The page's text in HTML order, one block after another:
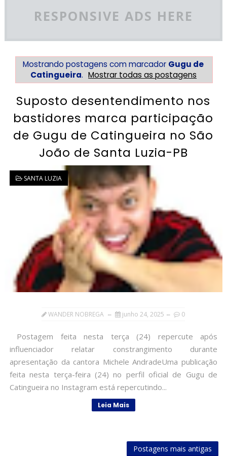
RESPONSIVE ADS HERE
Mostrando postagens com marcador Gugu de
Catingueira. Mostrar todas as postagens
Suposto desentendimento nos
bastidores marca participação
de Gugu de Catingueira no São
João de Santa Luzia-PB
SANTA LUZIA
WANDER NOBREGA junho 24, 2025 0
Postagem feita nesta terça (24) repercute após
influenciador relatar constrangimento durante
apresentação da cantora Michele AndradeUma publicação
feita nesta terça-feira (24) no perfil oficial de Gugu de
Catingueira no Instagram está repercutindo...
Leia Mais
Postagens mais antigas